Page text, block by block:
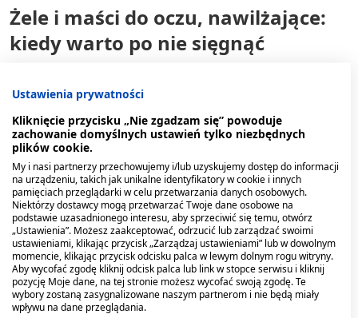
Żele i maści do oczu, nawilżające:
kiedy warto po nie sięgnąć
odpowiedniej pielęgnacji i szybkiej reakcji w przypadku
postaciach, a dwie najpopularniejsze to żele i maści. Różnią się
one przede wszystkim konsystencją i czasem działania. Maści
mają gęstszą strukturę i tworzą na powierzchni oka ochronną
warstwę, która utrzymuje się dłużej. Żele charakteryzują się
lżejszą formułą i są lepiej tolerowane przez osoby, które nie
lubią uczucia „ciężkości" na powiekach.
Produkty nawilżające stosuje się przy objawach suchości
oka, pieczenia czy zmęczenia wzroku, natomiast preparaty
lecznicze zawierają substancje aktywne i są przeznaczone do
terapii konkretnych schorzeń, takich jak infekcje bakteryjne czy
stany zapalne.
Ustawienia prywatności
Kliknięcie przycisku „Nie zgadzam się” powoduje
zachowanie domyślnych ustawień tylko niezbędnych
plików cookie.
My i nasi partnerzy przechowujemy i/lub uzyskujemy dostęp do informacji
na urządzeniu, takich jak unikalne identyfikatory w cookie i innych
pamięciach przeglądarki w celu przetwarzania danych osobowych.
Niektórzy dostawcy mogą przetwarzać Twoje dane osobowe na
podstawie uzasadnionego interesu, aby sprzeciwić się temu, otwórz
„Ustawienia”. Możesz zaakceptować, odrzucić lub zarządzać swoimi
ustawieniami, klikając przycisk „Zarządzaj ustawieniami” lub w dowolnym
momencie, klikając przycisk odcisku palca w lewym dolnym rogu witryny.
Aby wycofać zgodę kliknij odcisk palca lub link w stopce serwisu i kliknij
pozycję Moje dane, na tej stronie możesz wycofać swoją zgodę. Te
wybory zostaną zasygnalizowane naszym partnerom i nie będą miały
wpływu na dane przeglądania.